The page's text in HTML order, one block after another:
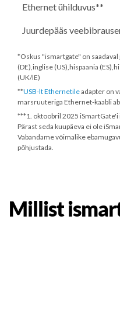
Ethernet ühilduvus**
Juurdepääs
*Oskus "ismartgate" on
(DE),inglise (US),hispaania
(UK/IE)
**USB-lt Ethernetileadapter on
marsruuteriga Ethernet-kaabli
***1. oktoobril 2025 iSmartGate'i
Pärast seda kuupäeva ei ole
Vabandame võimalike
põhjustada.
Millist